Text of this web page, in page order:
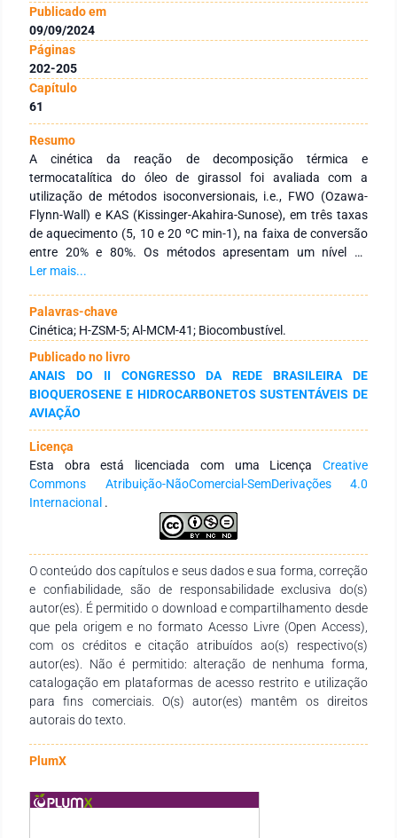
Publicado em
09/09/2024
Páginas
202-205
Capítulo
61
Resumo
A cinética da reação de decomposição térmica e
termocatalítica do óleo de girassol foi avaliada com a
utilização de métodos isoconversionais, i.e., FWO (Ozawa-
Flynn-Wall) e KAS (Kissinger-Akahira-Sunose), em três taxas
de aquecimento (5, 10 e 20 ºC min-1), na faixa de conversão
entre 20% e 80%. Os métodos apresentam um nível de
confiança, ao apresentarem numericamente valores de Ea,
decomposição térmica da oleaginosa ajudará a entender, nos
limites estudados, os possíveis produtos para produção de
combustível verde. No processo catalítico, os catalisadores
microporoso H-ZSM-5 e mesoporoso Al-MCM-41 foram
utilizados por apresentarem acidez elevada, o que ajudará na
produção de um biocombustível com baixos teores de
oxigenados. As energias de ativação aparente para 50% de
conversão do óleo de girassol na ausência de catalisadores
utilizando os métodos FWO e KAS foram 262,56 e 255,35 kJ
mol-1, respectivamente; já, a mistura OGMH1 (na presença de
material catalítico), apresentou para os mesmos 50% de
conversão valores de Ea correspondentes a 152,23 e 143,18
kJ mol-1, respectivamente.
Ler mais...
Palavras-chave
Cinética; H-ZSM-5; Al-MCM-41; Biocombustível.
Publicado no livro
ANAIS DO II CONGRESSO DA REDE BRASILEIRA DE
BIOQUEROSENE E HIDROCARBONETOS SUSTENTÁVEIS DE
AVIAÇÃO
Licença
Esta obra está licenciada com uma Licença Creative
Commons Atribuição-NãoComercial-SemDerivações 4.0
Internacional .
O conteúdo dos capítulos e seus dados e sua forma, correção
e confiabilidade, são de responsabilidade exclusiva do(s)
autor(es). É permitido o download e compartilhamento desde
que pela origem e no formato Acesso Livre (Open Access),
com os créditos e citação atribuídos ao(s) respectivo(s)
autor(es). Não é permitido: alteração de nenhuma forma,
catalogação em plataformas de acesso restrito e utilização
para fins comerciais. O(s) autor(es) mantêm os direitos
autorais do texto.
PlumX